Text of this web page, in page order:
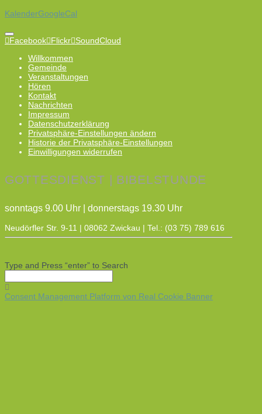
KalenderGoogleCal
Facebook Flickr SoundCloud
Willkommen
Gemeinde
Veranstaltungen
Hören
Kontakt
Nachrichten
Impressum
Datenschutzerklärung
Privatsphäre-Einstellungen ändern
Historie der Privatsphäre-Einstellungen
Einwilligungen widerrufen
GOTTESDIENST | BIBELSTUNDE
sonntags 9.00 Uhr | donnerstags 19.30 Uhr
Neudörfler Str. 9-11 | 08062 Zwickau | Tel.: (03 75) 789 616
Type and Press “enter” to Search
Consent Management Platform von Real Cookie Banner